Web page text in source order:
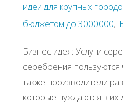
идеи для крупных
бюджетом до 3000000,
Бизнес идея: Услуги
серебрения пользуются
также производители
которые нуждаются в